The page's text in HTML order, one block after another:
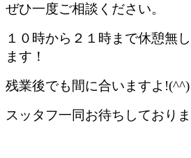
ぜひ一度ご相談ください。
１０時から２１時まで休憩無
ます！
残業後でも間に合いますよ
スッタフ一同お待ちしておりま